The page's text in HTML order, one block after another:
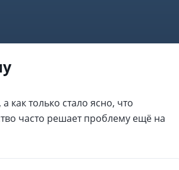
только стало ясно, что
часто решает проблему ещё на